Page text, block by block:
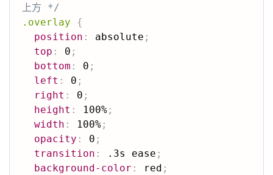
上方 */
.overlay
{
position : absolute ;
top : 0 ;
bottom : 0 ;
left : 0 ;
right : 0 ;
height : 100% ;
width : 100% ;
opacity : 0 ;
transition : .3s ease ;
background-color : red ;